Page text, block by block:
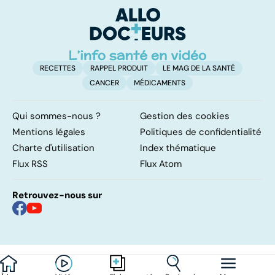
RECETTES RAPPEL PRODUIT
LE MAG DE LA SANTÉ
CANCER
MÉDICAMENTS
Qui sommes-nous ?
Gestion des cookies
Mentions légales
Politiques de confidentialité
Charte d'utilisation
Index thématique
Flux RSS
Flux Atom
Retrouvez-nous sur